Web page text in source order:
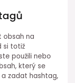
obsah na
si totiž
použili nebo
který se
zadat hashtag,